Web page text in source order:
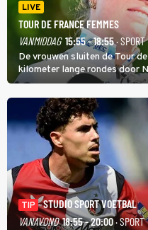
LIVE
TOUR DE FRANCE FEMMES
VANMIDDAG 15:55 - 18:55· SPORT
De vrouwen sluiten de Tour
kilometer lange rondes door
zware Col d'Èze. Aan de
de eindwinnaar de laatste
TIP
STUDIO SPORT VOETBAL
VANAVOND 18:55 - 20:00· SPORT